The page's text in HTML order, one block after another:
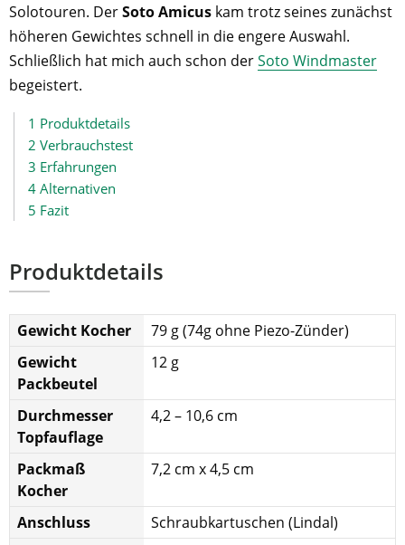
Solotouren. DerSoto Amicus kam trotz seines zunächst
höheren Gewichtes schnell in die engere Auswahl.
Schließlich hat mich auch schon derSoto Windmaster
begeistert.
1 Produktdetails
2 Verbrauchstest
3 Erfahrungen
4 Alternativen
5 Fazit
Produktdetails
Gewicht Kocher
79 g (74g ohne Piezo-Zünder)
Gewicht
Packbeutel
12 g
Durchmesser
Topfauflage
4,2 – 10,6 cm
Packmaß
Kocher
7,2 cm x 4,5 cm
Anschluss
Schraubkartuschen (Lindal)